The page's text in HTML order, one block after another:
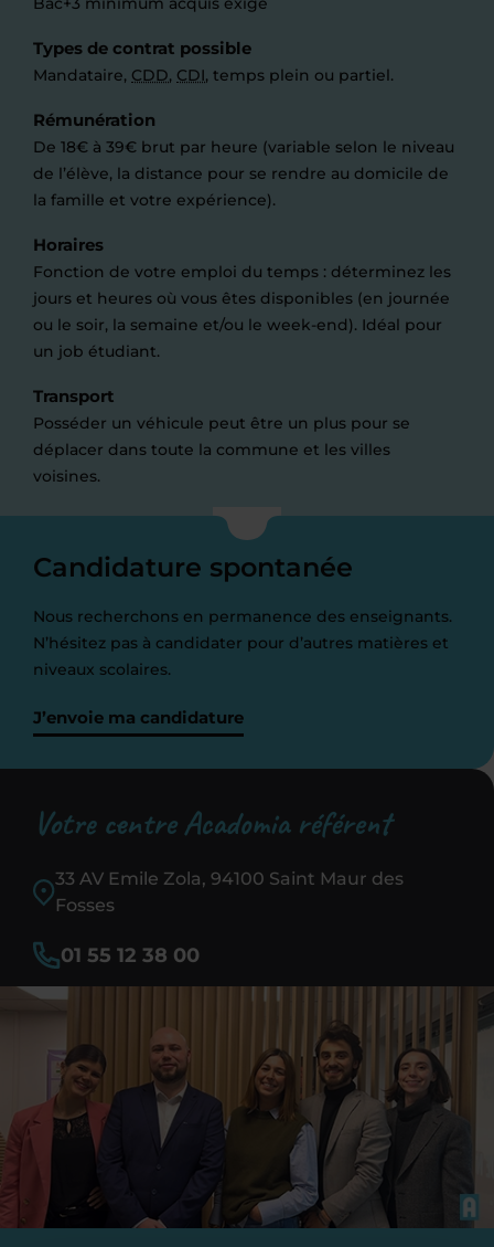
Types de contrat possible
Mandataire, CDD, CDI, temps plein ou partiel.
Rémunération
De 18€ à 39€ brut par heure (variable selon le niveau
de l’élève, la distance pour se rendre au domicile de
la famille et votre expérience).
Horaires
Fonction de votre emploi du temps : déterminez les
jours et heures où vous êtes disponibles (en journée
ou le soir, la semaine et/ou le week-end). Idéal pour
un job étudiant.
Transport
Posséder un véhicule peut être un plus pour se
déplacer dans toute la commune et les villes
voisines.
Candidature spontanée
Nous recherchons en permanence des enseignants.
N’hésitez pas à candidater pour d’autres matières et
niveaux scolaires.
J’envoie ma candidature
Votre centre Acadomia référent
33 AV Emile Zola, 94100 Saint Maur des
Fosses
01 55 12 38 00